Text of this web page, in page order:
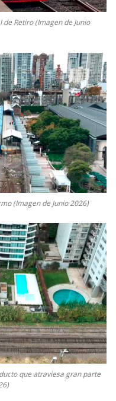
Retiro (Imagen de Junio
(Imagen de Junio 2026)
que atraviesa gran parte